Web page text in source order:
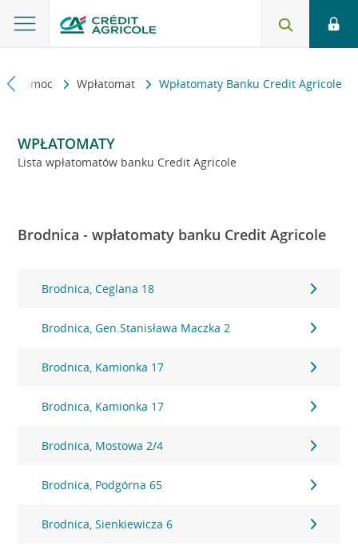
i pomoc Wpłatomat Wpłatomaty Banku Credit Agricole
WPŁATOMATY
Lista wpłatomatów banku Credit Agricole
Brodnica - wpłatomaty banku Credit Agricole
Brodnica, Ceglana 18
Brodnica, Gen.Stanisława Maczka 2
Brodnica, Kamionka 17
Brodnica, Kamionka 17
Brodnica, Mostowa 2/4
Brodnica, Podgórna 65
Brodnica, Sienkiewicza 6